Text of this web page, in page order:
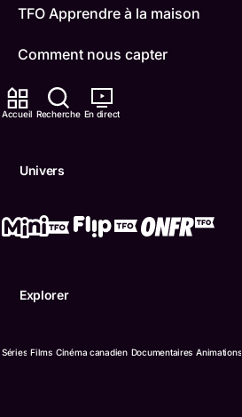
Accueil Recherche En direct
Univers
Explorer
Séries Films Cinéma canadien Documentaires Animations
TFO Apprendre à la maison
Comment nous capter
Contactez-nous
IDÉLLO
Boukili
Accessibilité